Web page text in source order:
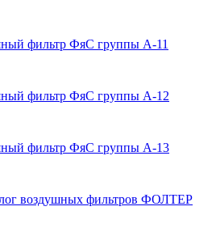
фильтр ФяС группы А-11
фильтр ФяС группы А-12
фильтр ФяС группы А-13
воздушных фильтров ФОЛТЕР